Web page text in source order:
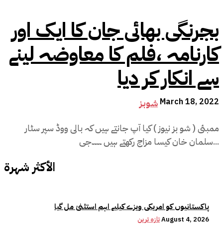
بجرنگی بھائی جان کا ایک اور
کارنامہ ،فلم کا معاوضہ لینے
سے انکار کر دیا
شوبز March 18, 2022
ممبئی ( شو بز نیوز ) کیا آپ جانتے ہیں کہ بالی ووڈ سپر سٹار
سلمان خان کیسا مزاج رکھتے ہیں ۔۔۔۔جی...
الأكثر شهرة
پاکستانیوں کو امریکی ویزے کیلیے اہم استثنیٰ مل گیا
تازہ ترینAugust 4, 2026